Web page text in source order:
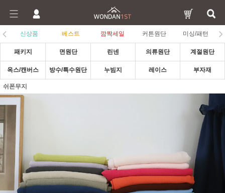
신상품 베스트 깜짝세일 커튼원단 미싱/패턴
패키지 면원단 린넨 의류원단 계절원단
옥스/캔버스 방수/특수원단 누빔지 레이스 부자재
쉬폰무지